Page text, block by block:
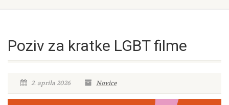
Poziv za kratke LGBT filme
2. aprila 2026 Novice